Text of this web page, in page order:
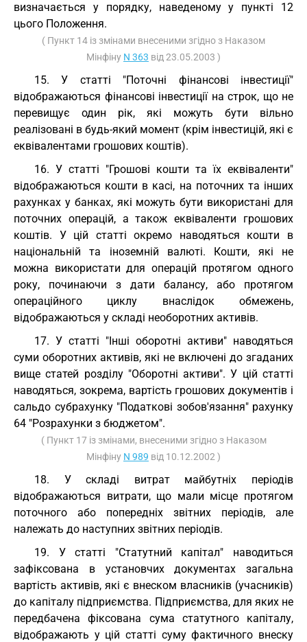
визначається у порядку, наведеному у пункті 12
цього Положення.
( Пункт 14 із змінами внесеними згідно з Наказом
Мінфіну N 363 від 23.05.2003 )
15. У статті "Поточні фінансові інвестиції"
відображаються фінансові інвестиції на строк, що не
перевищує один рік, які можуть бути вільно
реалізовані в будь-який момент (крім інвестицій, які є
еквівалентами грошових коштів).
16. У статті "Грошові кошти та їх еквіваленти"
відображаються кошти в касі, на поточних та інших
рахунках у банках, які можуть бути використані для
поточних операцій, а також еквіваленти грошових
коштів. У цій статті окремо наводяться кошти в
національній та іноземній валюті. Кошти, які не
можна використати для операцій протягом одного
року, починаючи з дати балансу, або протягом
операційного циклу внаслідок обмежень,
відображаються у складі необоротних активів.
17. У статті "Інші оборотні активи" наводяться
суми оборотних активів, які не включені до згаданих
вище статей розділу "Оборотні активи". У цій статті
наводяться, зокрема, вартість грошових документів і
сальдо субрахунку "Податкові зобов'язання" рахунку
64 "Розрахунки з бюджетом".
( Пункт 17 із змінами, внесеними згідно з Наказом
Мінфіну N 989 від 10.12.2002 )
18. У складі витрат майбутніх періодів
відображаються витрати, що мали місце протягом
поточного або попередніх звітних періодів, але
належать до наступних звітних періодів.
19. У статті "Статутний капітал" наводиться
зафіксована в установчих документах загальна
вартість активів, які є внеском власників (учасників)
до капіталу підприємства. Підприємства, для яких не
передбачена фіксована сума статутного капіталу,
відображають у цій статті суму фактичного внеску